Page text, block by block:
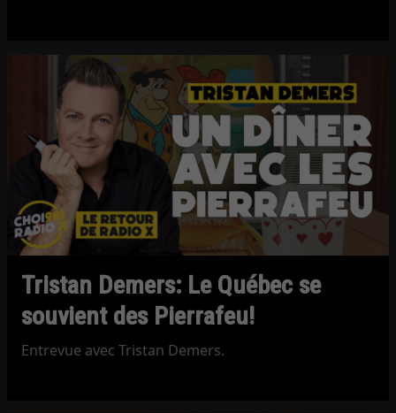
Tristan Demers: Le Québec se
souvient des Pierrafeu!
Entrevue avec Tristan Demers.